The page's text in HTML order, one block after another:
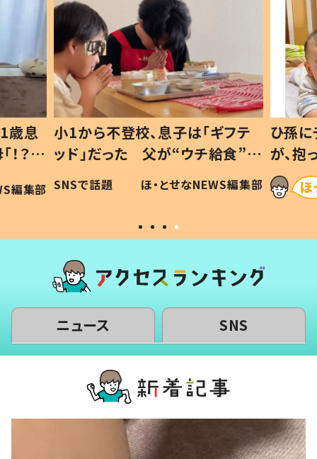
歳息
？」
編集部
小1から不登校、息子は「ギフテ
ッド」だった 父が“ウチ給食”を
作り続ける理由とは #令和の親
#令和の子
SNSで話題 ほ・とせなNEWS編集部
ひ孫
が、
「涙が
い」
ニュース SNS